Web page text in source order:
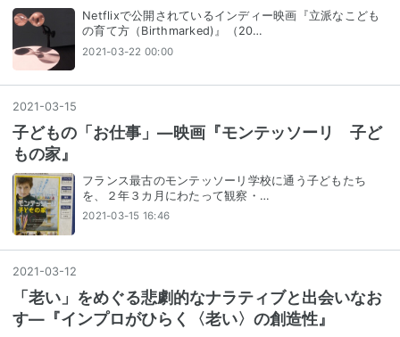
Netflixで公開されているインディー映画『立派なこども
の育て方（Birthmarked)』（20…
2021-03-22 00:00
2021 -03-15
子どもの「お仕事」―映画『モンテッソーリ 子ど
もの家』
フランス最古のモンテッソーリ学校に通う子どもたち
を、２年３カ月にわたって観察・…
2021-03-15 16:46
2021 -03-12
「老い」をめぐる悲劇的なナラティブと出会いなお
す―『インプロがひらく〈老い〉の創造性』